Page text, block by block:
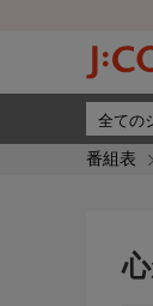
番組表